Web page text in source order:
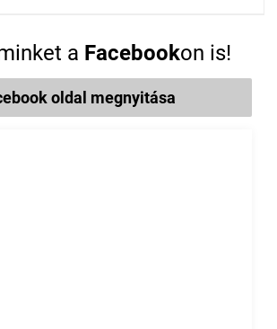
a Facebookon is!
oldal megnyitása